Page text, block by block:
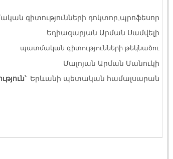
գիտությունների դոկտոր,պրոֆեսոր
Եղիազարյան Արման Սամվելի
պատմական գիտությունների թեկնածու
Մալոյան Արման Մանուկի
Երևանի պետական համալսարան